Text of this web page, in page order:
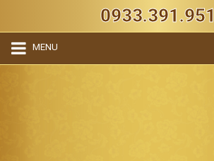
0933.391.951
MENU